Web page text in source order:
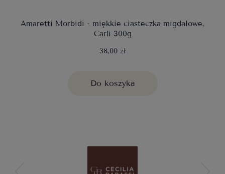
Amaretti Morbidi - miękkie ciasteczka migdałowe,
Carli 300g
38,00 zł
Do koszyka